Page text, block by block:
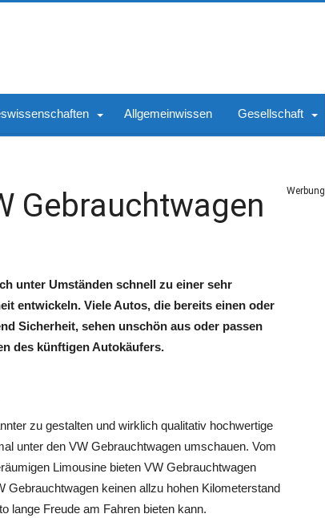
Allgemeinwissen Gesellschaft
Gebrauchtwagen Werbung
unter Umständen schnell zu einer sehr
entwickeln. Viele Autos, die bereits einen oder
Sicherheit, sehen unschön aus oder passen
des künftigen Autokäufers.
zu gestalten und wirklich qualitativ hochwertige
unter den VW Gebrauchtwagen umschauen. Vom
Limousine bieten VW Gebrauchtwagen
keinen allzu hohen Kilometerstand
lange Freude am Fahren bieten kann.